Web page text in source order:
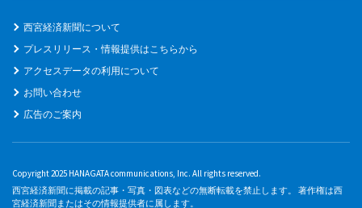
西宮経済新聞について
プレスリリース・情報提供はこちらから
アクセスデータの利用について
お問い合わせ
広告のご案内
Copyright 2025 HANAGATA communications, Inc. All rights reserved.
西宮経済新聞に掲載の記事・写真・図表などの無断転載を禁止します。 著作権は西
宮経済新聞またはその情報提供者に属します。